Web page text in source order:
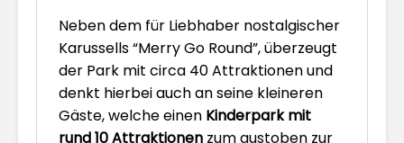
Neben dem für Liebhaber nostalgischer
Karussells “Merry Go Round”, überzeugt
der Park mit circa 40 Attraktionen und
denkt hierbei auch an seine kleineren
Gäste, welche einen Kinderpark mit
rund 10 Attraktionen zum austoben zur